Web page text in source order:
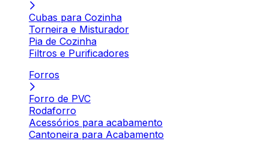
Cubas para Cozinha
Torneira e Misturador
Pia de Cozinha
Filtros e Purificadores
Forros
Forro de PVC
Rodaforro
Acessórios para acabamento
Cantoneira para Acabamento